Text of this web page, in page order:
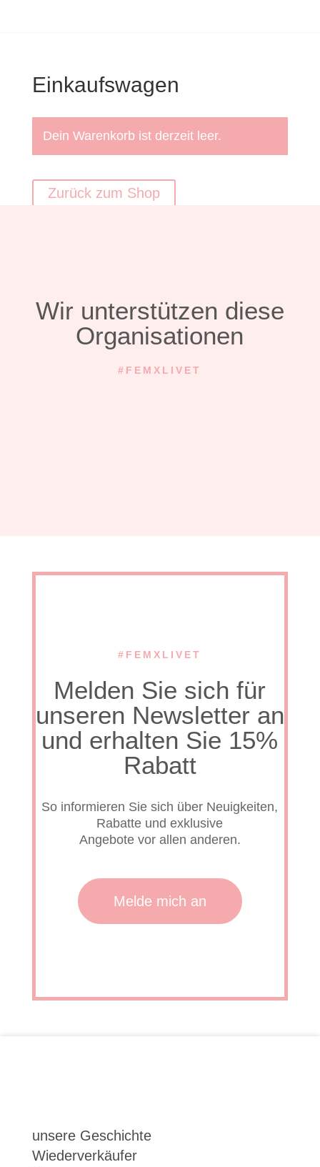
Einkaufswagen
Dein Warenkorb ist derzeit leer.
Zurück zum Shop
Wir unterstützen diese
Organisationen
#FEMXLIVET
#FEMXLIVET
Melden Sie sich für
unseren Newsletter an
und erhalten Sie 15%
Rabatt
So informieren Sie sich über Neuigkeiten,
Rabatte und exklusive
Angebote vor allen anderen.
Melde mich an
unsere Geschichte
Wiederverkäufer